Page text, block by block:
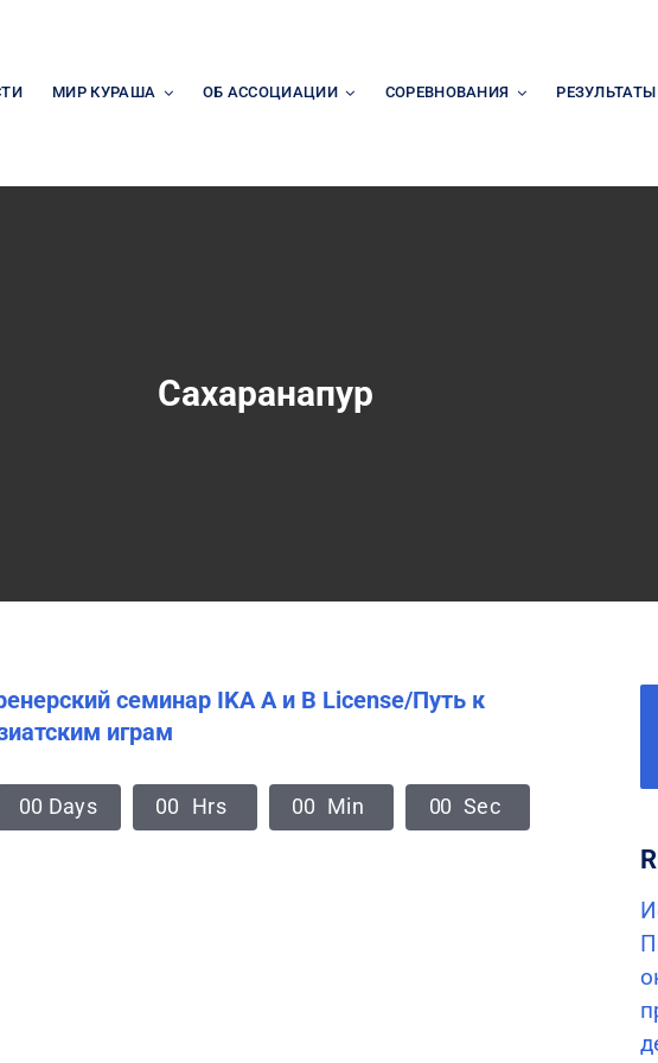
МИР КУРАША ОБ АССОЦИАЦИИ СОРЕВНОВАНИЯ РЕЗУЛЬТАТЫ
Сахаранапур
семинар IKA A и B License/Путь к
играм
00 Days 00 Hrs 00 Min 00 Sec